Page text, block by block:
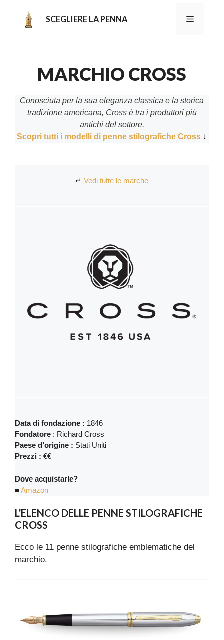
contenu
SCEGLIERE LA PENNA MENU
MARCHIO CROSS
Conosciuta per la sua eleganza classica e la storica
tradizione americana, Cross è tra i produttori più
antichi del settore.
Scopri tutti i modelli di penne stilografiche Cross ↓
↵ Vedi tutte le marche
Data di fondazione : 1846
Fondatore : Richard Cross
Paese d’origine : Stati Uniti
Prezzi : €€
Dove acquistarle?
■Amazon
L’ELENCO DELLE PENNE STILOGRAFICHE
CROSS
Ecco le 11 penne stilografiche emblematiche del
marchio.